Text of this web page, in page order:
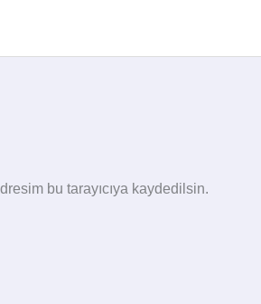
bu tarayıcıya kaydedilsin.